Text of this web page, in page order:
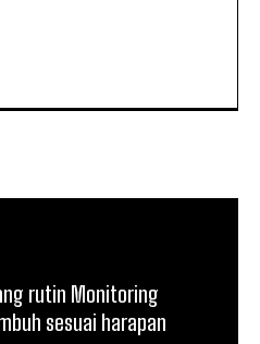
rutin Monitoring
sesuai harapan